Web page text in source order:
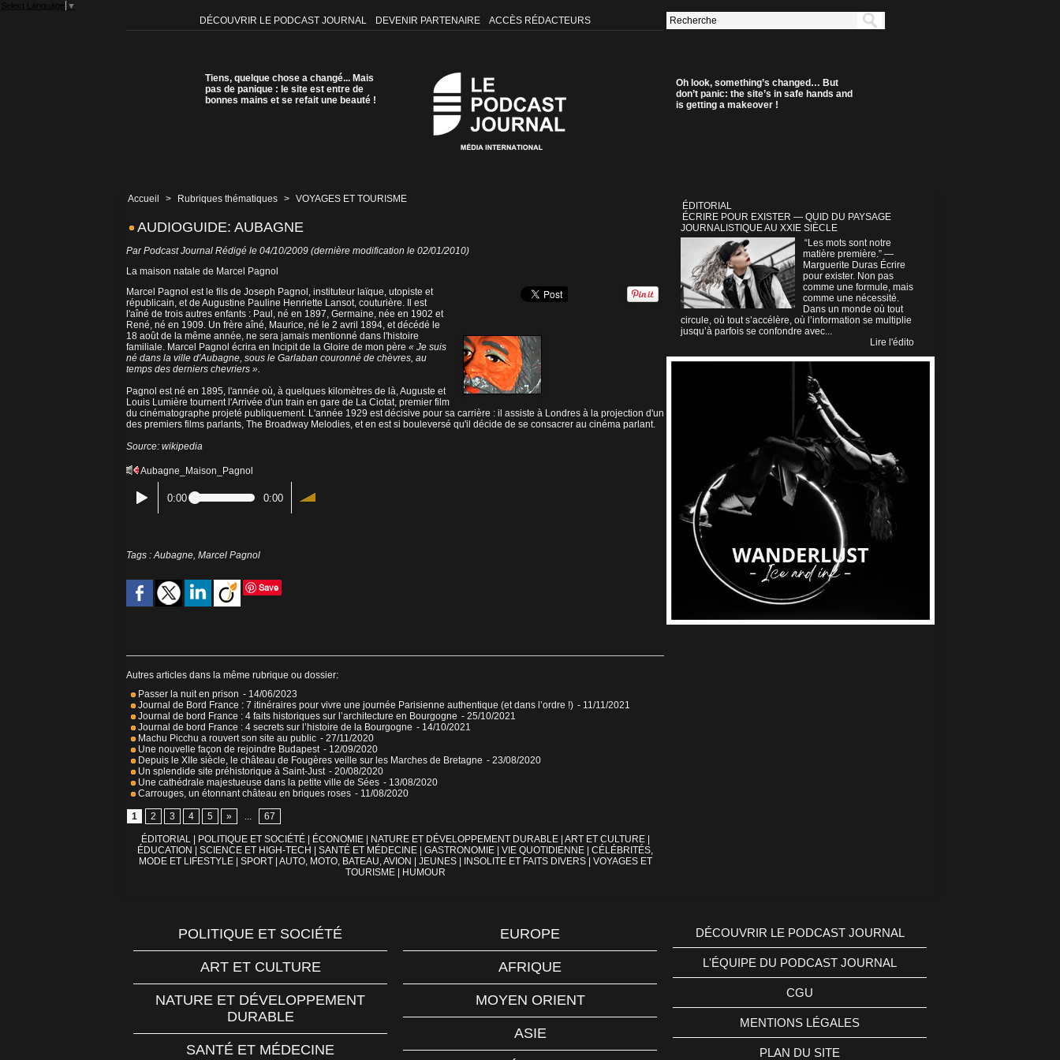
Select Language ▼
DÉCOUVRIR LE PODCAST JOURNAL DEVENIR PARTENAIRE ACCÈS RÉDACTEURS
Tiens, quelque chose a changé... Mais
pas de panique : le site est entre de
bonnes mains et se refait une beauté !
Oh look, something’s changed… But
don’t panic: the site’s in safe hands and
is getting a makeover !
Accueil > Rubriques thématiques > VOYAGES ET TOURISME
AUDIOGUIDE: AUBAGNE
Par Podcast Journal Rédigé le 04/10/2009 (dernière modification le 02/01/2010)
La maison natale de Marcel Pagnol
Marcel Pagnol est le fils de Joseph Pagnol, instituteur laïque, utopiste et
républicain, et de Augustine Pauline Henriette Lansot, couturière. Il est
l'aîné de trois autres enfants : Paul, né en 1897, Germaine, née en 1902 et
René, né en 1909. Un frère aîné, Maurice, né le 2 avril 1894, et décédé le
18 août de la même année, ne sera jamais mentionné dans l'histoire
familiale. Marcel Pagnol écrira en Incipit de la Gloire de mon père « Je suis
né dans la ville d'Aubagne, sous le Garlaban couronné de chèvres, au
temps des derniers chevriers ».
Pagnol est né en 1895, l'année où, à quelques kilomètres de là, Auguste et
Louis Lumière tournent l'Arrivée d'un train en gare de La Ciotat, premier film
du cinématographe projeté publiquement. L'année 1929 est décisive pour sa carrière : il assiste à Londres à la projection d'un
des premiers films parlants, The Broadway Melodies, et en est si bouleversé qu'il décide de se consacrer au cinéma parlant.
Source: wikipedia
Aubagne_Maison_Pagnol
0:00 0:00
Tags :Aubagne, Marcel Pagnol
Save
Autres articles dans la même rubrique ou dossier:
Passer la nuit en prison - 14/06/2023
Journal de Bord France : 7 itinéraires pour vivre une journée Parisienne authentique (et dans l’ordre !) - 11/11/2021
Journal de bord France : 4 faits historiques sur l’architecture en Bourgogne - 25/10/2021
Journal de bord France : 4 secrets sur l’histoire de la Bourgogne - 14/10/2021
Machu Picchu a rouvert son site au public - 27/11/2020
Une nouvelle façon de rejoindre Budapest - 12/09/2020
Depuis le XIIe siècle, le château de Fougères veille sur les Marches de Bretagne - 23/08/2020
Un splendide site préhistorique à Saint-Just - 20/08/2020
Une cathédrale majestueuse dans la petite ville de Sées - 13/08/2020
Carrouges, un étonnant château en briques roses - 11/08/2020
1 2 3 4 5 » ... 67
ÉDITORIAL POLITIQUE ET SOCIÉTÉ ÉCONOMIE NATURE ET DÉVELOPPEMENT DURABLE ART ET CULTURE
ÉDUCATION
SCIENCE ET HIGH-TECH SANTÉ ET MÉDECINE GASTRONOMIE VIE QUOTIDIENNE
CÉLÉBRITÉS,
MODE ET LIFESTYLE
SPORT AUTO, MOTO, BATEAU, AVION JEUNES INSOLITE ET FAITS DIVERS
VOYAGES ET
TOURISME
HUMOUR
ÉDITORIAL
ÉCRIRE POUR EXISTER — QUID DU PAYSAGE
JOURNALISTIQUE AU XXIE SIÈCLE
“Les mots sont notre
matière première.” —
Marguerite Duras Écrire
pour exister. Non pas
comme une formule, mais
comme une nécessité.
Dans un monde où tout
circule, où tout s’accélère, où l’information se multiplie
jusqu’à parfois se confondre avec...
Lire l'édito
POLITIQUE ET SOCIÉTÉ
ART ET CULTURE
NATURE ET DÉVELOPPEMENT
DURABLE
SANTÉ ET MÉDECINE
EUROPE
AFRIQUE
MOYEN ORIENT
ASIE
DÉCOUVRIR LE PODCAST JOURNAL
L'ÉQUIPE DU PODCAST JOURNAL
CGU
MENTIONS LÉGALES
PLAN DU SITE